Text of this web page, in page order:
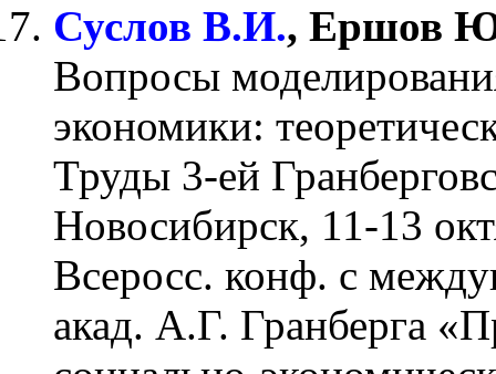
Суслов В.И., Ершов
Вопросы
экономики:
Труды 3-ей
Новосибирск, 11-13
Всеросс. конф. с
акад. А.Г. Гранберга